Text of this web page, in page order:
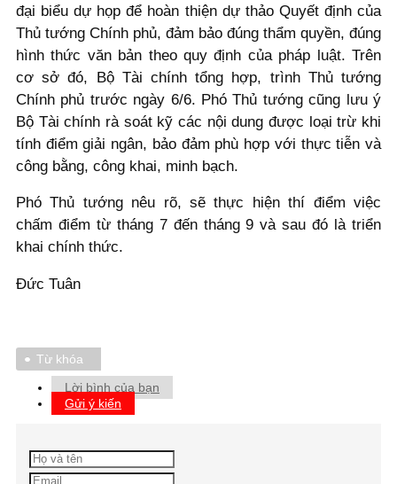
đại biểu dự họp để hoàn thiện dự thảo Quyết định của
Thủ tướng Chính phủ, đảm bảo đúng thẩm quyền, đúng
hình thức văn bản theo quy định của pháp luật. Trên
cơ sở đó, Bộ Tài chính tổng hợp, trình Thủ tướng
Chính phủ trước ngày 6/6. Phó Thủ tướng cũng lưu ý
Bộ Tài chính rà soát kỹ các nội dung được loại trừ khi
tính điểm giải ngân, bảo đảm phù hợp với thực tiễn và
công bằng, công khai, minh bạch.
Phó Thủ tướng nêu rõ, sẽ thực hiện thí điểm việc
chấm điểm từ tháng 7 đến tháng 9 và sau đó là triển
khai chính thức.
Đức Tuân
Từ khóa
Lời bình của bạn
Gửi ý kiến